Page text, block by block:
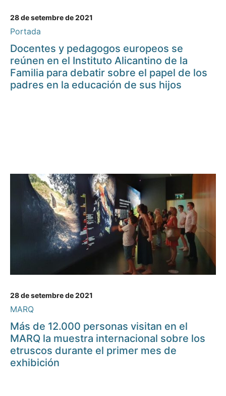
28 de setembre de 2021
Portada
Docentes y pedagogos europeos se
reúnen en el Instituto Alicantino de la
Familia para debatir sobre el papel de los
padres en la educación de sus hijos
28 de setembre de 2021
MARQ
Más de 12.000 personas visitan en el
MARQ la muestra internacional sobre los
etruscos durante el primer mes de
exhibición